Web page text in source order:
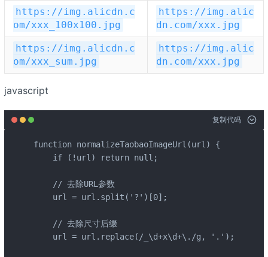
https://img.alicdn.c
om/xxx_100x100.jpg
https://img.alic
dn.com/xxx.jpg
https://img.alicdn.c
om/xxx_sum.jpg
https://img.alic
dn.com/xxx.jpg
javascript
复制代码
function normalizeTaobaoImageUrl(url) {
    if (!url) return null;
    // 去除URL参数
    url = url.split('?')[0];
    // 去除尺寸后缀
    url = url.replace(/_\d+x\d+\./g, '.');